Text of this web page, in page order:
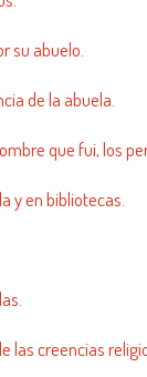
su abuelo.
de la abuela.
que fui, los
y en bibliotecas.
las creencias